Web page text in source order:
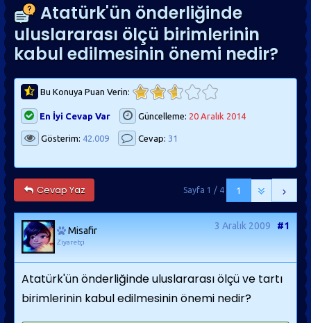
Atatürk'ün önderliğinde
uluslararası ölçü birimlerinin
kabul edilmesinin önemi nedir?
Bu Konuya Puan Verin:
En İyi Cevap Var Güncelleme: 20 Aralık 2014
Gösterim: 42.009 Cevap: 31
Cevap Yaz 1
Sayfa 1 / 4
Misafir
Ziyaretçi
3 Aralık 2009 #1
Atatürk'ün önderliğinde uluslararası ölçü ve tartı
birimlerinin kabul edilmesinin önemi nedir?